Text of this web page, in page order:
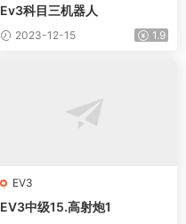
Ev3科目三机器人
2023-12-15 1.9
EV3
EV3中级15.高射炮1